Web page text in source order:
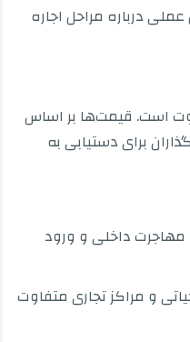
عملی درباره مراحل اجاره
است. قیمت‌ها بر اساس
برای دستیابی به
مهاجرت داخلی و ورود
و مراکز تجاری متفاوت